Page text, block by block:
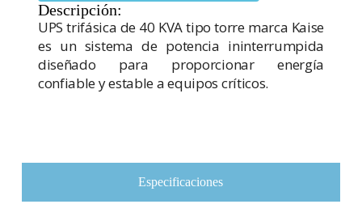
Descripción:
UPS trifásica de 40 KVA tipo torre marca Kaise
es un sistema de potencia ininterrumpida
diseñado para proporcionar energía
confiable y estable a equipos críticos.
Especificaciones